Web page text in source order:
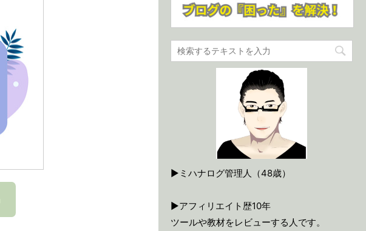
▶ミハナログ管理人（48歳）
▶アフィリエイト歴10年
ツールや教材をレビューする人です。